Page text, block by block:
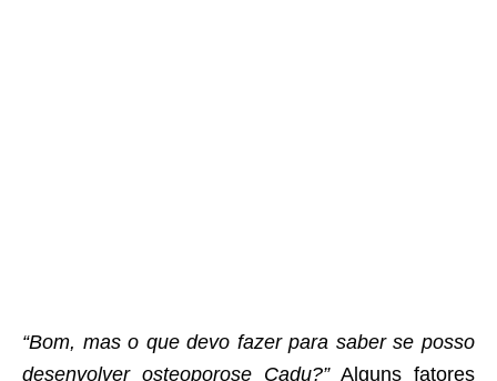
“Bom, mas o que devo fazer para saber se posso
desenvolver osteoporose Cadu?”Alguns fatores